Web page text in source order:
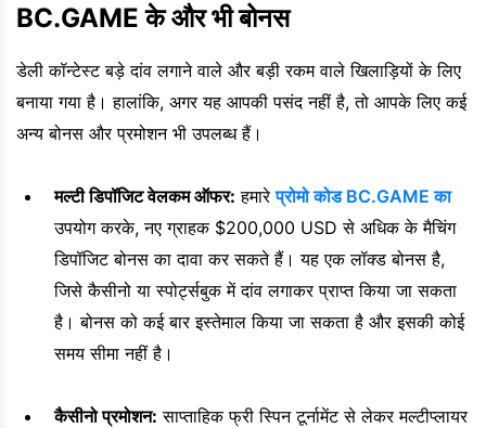
BC.GAME के और भी बोनस
डेली कॉन्टेस्ट बड़े दांव लगाने वाले और बड़ी रकम वाले खिलाड़ियों के लिए
बनाया गया है। हालांकि, अगर यह आपकी पसंद नहीं है, तो आपके लिए कई
अन्य बोनस और प्रमोशन भी उपलब्ध हैं।
मल्टी डिपॉजिट वेलकम ऑफर: हमारेप्रोमो कोड BC.GAME का
उपयोग करके, नए ग्राहक $200,000 USD से अधिक के मैचिंग
डिपॉजिट बोनस का दावा कर सकते हैं। यह एक लॉक्ड बोनस है,
जिसे कैसीनो या स्पोर्ट्सबुक में दांव लगाकर प्राप्त किया जा सकता
है। बोनस को कई बार इस्तेमाल किया जा सकता है और इसकी कोई
समय सीमा नहीं है।
कैसीनो प्रमोशन: साप्ताहिक फ्री स्पिन टूर्नामेंट से लेकर मल्टीप्लायर